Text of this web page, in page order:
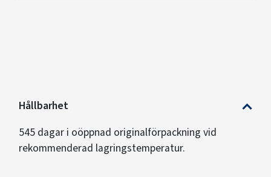
Hållbarhet
545 dagar i oöppnad originalförpackning vid
rekommenderad lagringstemperatur.